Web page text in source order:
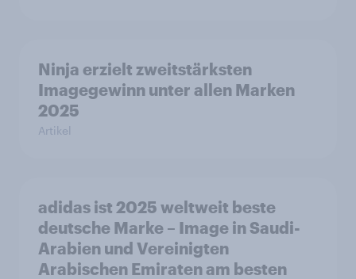
Ninja erzielt zweitstärksten
Imagegewinn unter allen Marken
2025
Artikel
adidas ist 2025 weltweit beste
deutsche Marke – Image in Saudi-
Arabien und Vereinigten
Arabischen Emiraten am besten